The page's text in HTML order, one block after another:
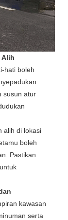
Alih
hati boleh
susun atur
alih di lokasi
boleh
Pastikan
kawasan
serta